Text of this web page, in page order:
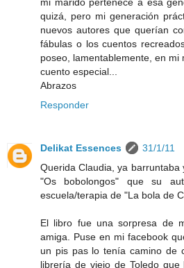
quizá, pero mi generación
nuevos autores que querían
fábulas o los cuentos
poseo, lamentablemente, en mi
cuento especial...
Abrazos
Responder
Delikat Essences
31/1/11
Querida Claudia, ya
"Os bobolongos" que su
escuela/terapia de "La bola de
El libro fue una sorpresa de
amiga. Puse en mi facebook
un pis pas lo tenía camino de
librería de viejo de Toledo